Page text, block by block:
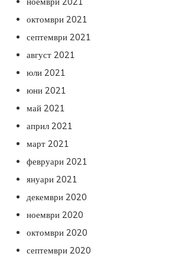
октомври 2021
септември 2021
август 2021
юли 2021
юни 2021
май 2021
април 2021
март 2021
февруари 2021
януари 2021
декември 2020
ноември 2020
октомври 2020
септември 2020